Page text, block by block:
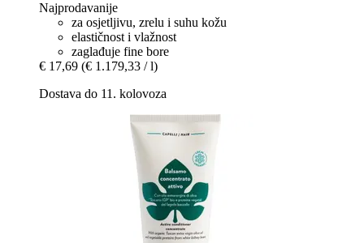
Najprodavanije
za osjetljivu, zrelu i suhu kožu
elastičnost i vlažnost
zaglađuje fine bore
€ 17,69 (€ 1.179,33 / l)
Dostava do 11. kolovoza